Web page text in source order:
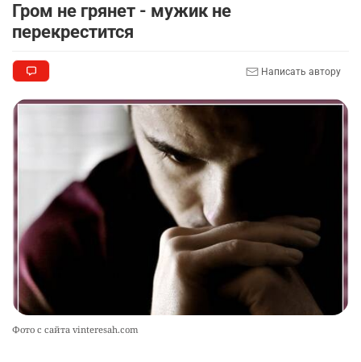
Гром не грянет - мужик не
перекрестится
Написать автору
Фото с сайта vinteresah.com